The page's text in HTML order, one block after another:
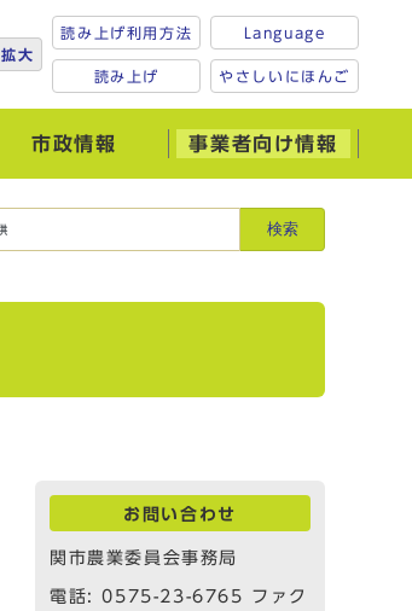
拡大
読み上げ利用方法
読み上げ
Language
やさしいにほんご
市政情報 事業者向け情報
検索
お問い合わせ
関市農業委員会事務局
電話: 0575-23-6765 ファク